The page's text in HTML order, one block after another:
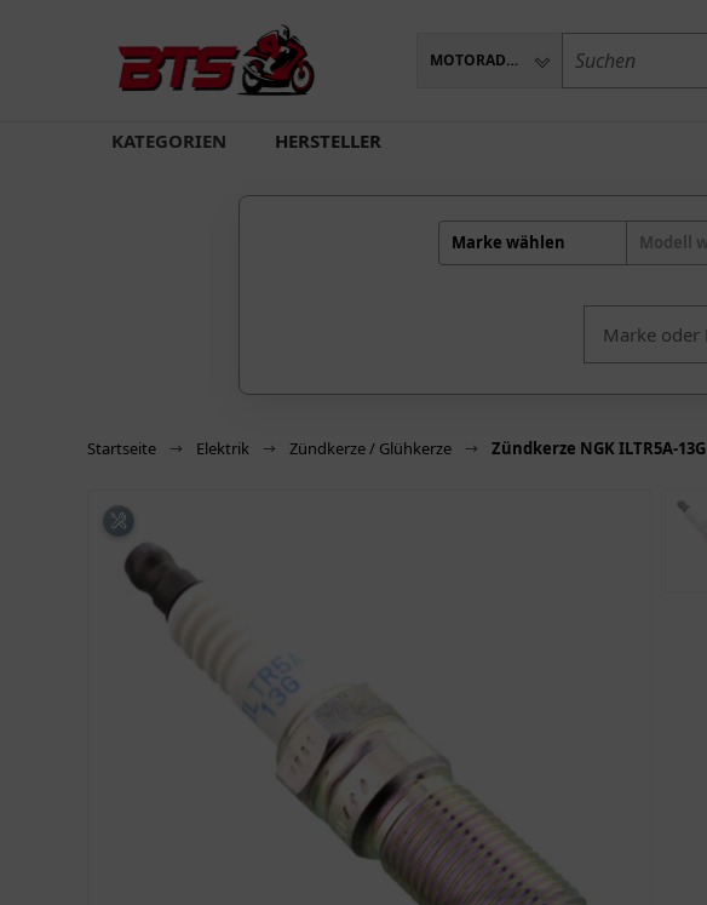
MOTORADTEILE
KATEGORIEN HERSTELLER
Marke wählen Modell
Startseite Elektrik Zündkerze / Glühkerze Zündkerze NGK ILTR5A-